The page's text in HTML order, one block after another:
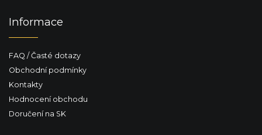
Informace
FAQ / Časté dotazy
Obchodní podmínky
Kontakty
Hodnocení obchodu
Doručení na SK